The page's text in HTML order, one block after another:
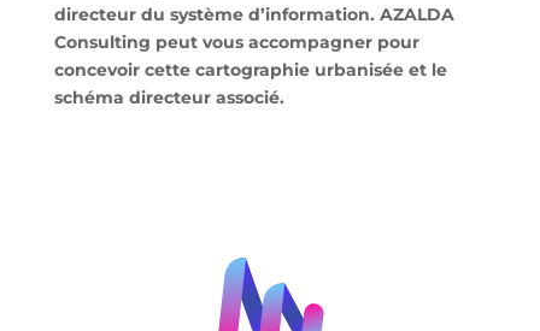
directeur du système d’information. AZALDA
Consulting peut vous accompagner pour
concevoir cette cartographie urbanisée et le
schéma directeur associé.